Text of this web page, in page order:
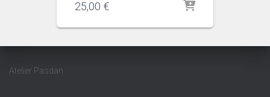
25,00 €
Atelier Pasdan